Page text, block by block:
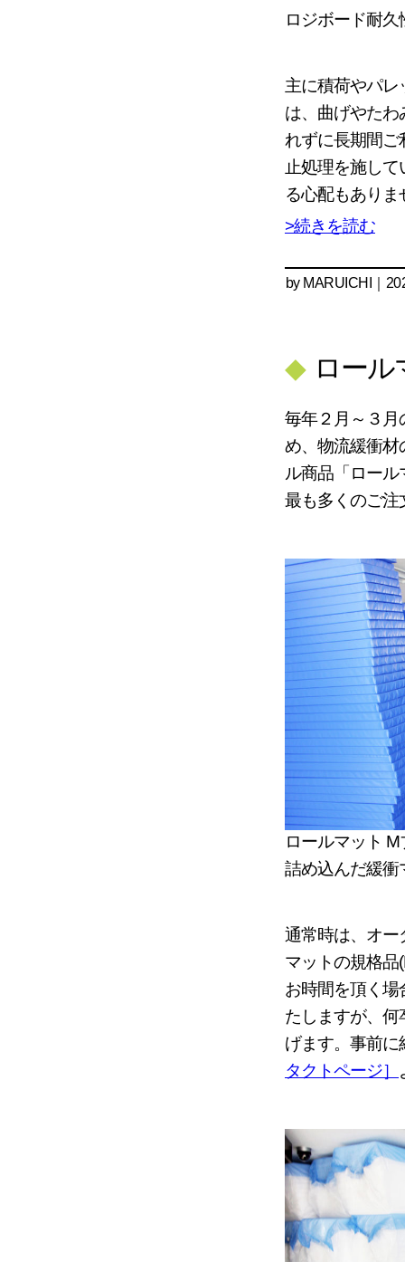
ロジボード耐
主に積荷やパ
は、曲げやた
れずに長期間ご
止処理を施し
る心配もありま
>続きを読む
by MARUICHI ｜
◆ ロー
毎年２月～３月
め、物流緩衝材
ル商品「ロー
最も多くのご注
ロールマット
詰め込んだ緩衝
通常時は、オー
マットの規格品
お時間を頂く
たしますが、
げます。事前
タクトページ］